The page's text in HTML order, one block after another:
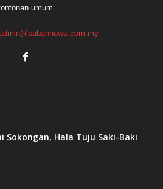
umum.
Sokongan, Hala Tuju Saki-Baki